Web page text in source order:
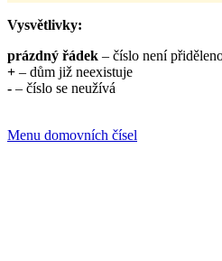
Vysvětlivky:
prázdný řádek – číslo není
+ – dům již neexistuje
- – číslo se neužívá
Menu domovních čísel